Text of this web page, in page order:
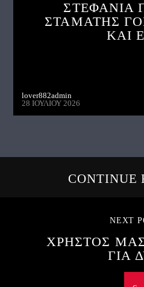
ΣΤΕΦΑΝΙΑ
ΣΤΑΜΑΤΗΣ
ΚΑΙ
lover882admin
28 ΙΟΥΛΊΟΥ 2026
CONTINUE
NEXT
ΧΡΗΣΤΟΣ
ΓΙΑ